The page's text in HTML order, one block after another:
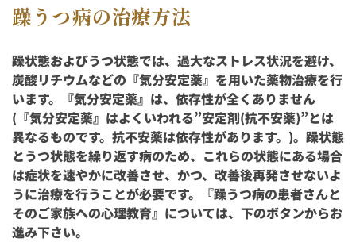
躁うつ病の治療方法
躁状態およびうつ状態では、過大なストレス状況を避け、
炭酸リチウムなどの『気分安定薬』を用いた薬物治療を行
います。『気分安定薬』は、依存性が全くありません
(『気分安定薬』はよくいわれる”安定剤(抗不安薬)”とは
異なるものです。抗不安薬は依存性があります。)。躁状態
とうつ状態を繰り返す病のため、これらの状態にある場合
は症状を速やかに改善させ、かつ、改善後再発させないよ
うに治療を行うことが必要です。『躁うつ病の患者さんと
そのご家族への心理教育』については、下のボタンからお
進み下さい。